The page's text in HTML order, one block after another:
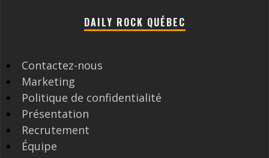
DAILY ROCK QUÉBEC
Contactez-nous
Marketing
Politique de confidentialité
Présentation
Recrutement
Équipe